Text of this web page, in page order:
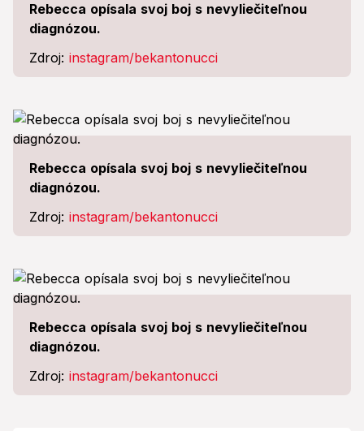
Rebecca opísala svoj boj s nevyliečiteľnou
diagnózou.
Zdroj: instagram/bekantonucci
Rebecca opísala svoj boj s nevyliečiteľnou
diagnózou.
Zdroj: instagram/bekantonucci
Rebecca opísala svoj boj s nevyliečiteľnou
diagnózou.
Zdroj: instagram/bekantonucci